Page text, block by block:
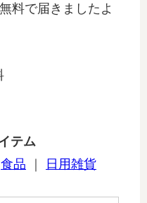
料で届きましたよ
テム
食品 ｜ 日用雑貨